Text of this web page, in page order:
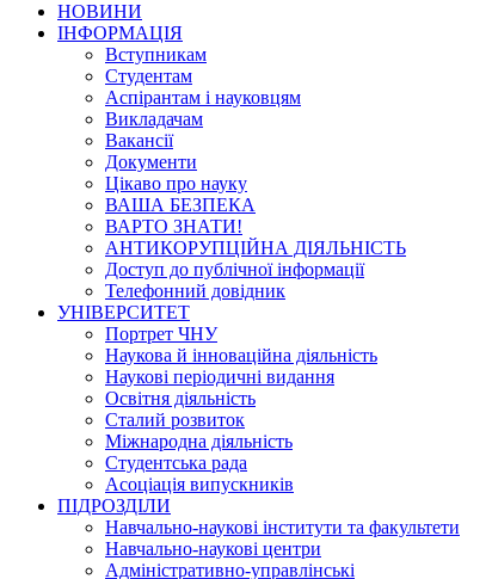
НОВИНИ
ІНФОРМАЦІЯ
Вступникам
Студентам
Аспірантам і науковцям
Викладачам
Вакансії
Документи
Цікаво про науку
ВАША БЕЗПЕКА
ВАРТО ЗНАТИ!
АНТИКОРУПЦІЙНА ДІЯЛЬНІСТЬ
Доступ до публічної інформації
Телефонний довідник
УНІВЕРСИТЕТ
Портрет ЧНУ
Наукова й інноваційна діяльність
Наукові періодичні видання
Освітня діяльність
Сталий розвиток
Міжнародна діяльність
Студентська рада
Асоціація випускників
ПІДРОЗДІЛИ
Навчально-наукові інститути та факультети
Навчально-наукові центри
Адміністративно-управлінські